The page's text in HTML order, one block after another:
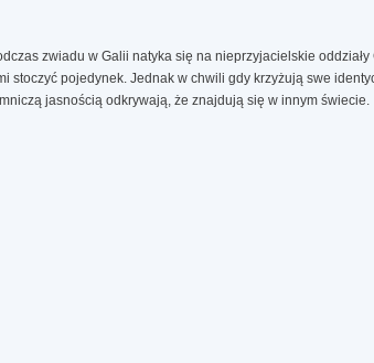
zwiadu w Galii natyka się na nieprzyjacielskie oddziały
pojedynek. Jednak w chwili gdy krzyżują swe
jasnością odkrywają, że znajdują się w innym świecie.